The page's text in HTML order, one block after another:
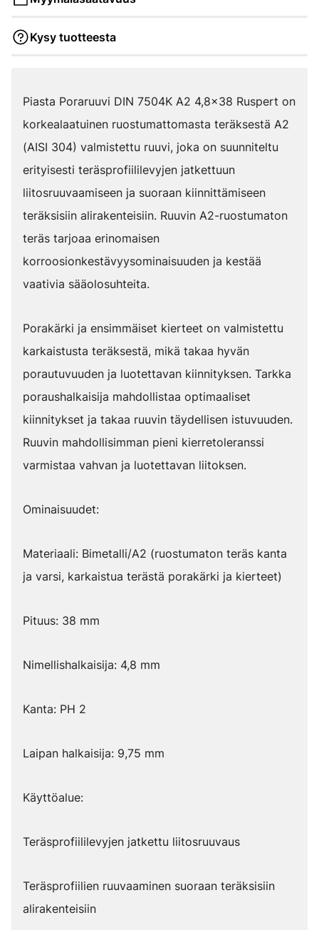
Kysy tuotteesta
Piasta Poraruuvi DIN 7504K A2 4,8x38 Ruspert on
korkealaatuinen ruostumattomasta teräksestä A2
(AISI 304) valmistettu ruuvi, joka on suunniteltu
erityisesti teräsprofiililevyjen jatkettuun
liitosruuvaamiseen ja suoraan kiinnittämiseen
teräksisiin alirakenteisiin. Ruuvin A2-ruostumaton
teräs tarjoaa erinomaisen
korroosionkestävyysominaisuuden ja kestää
vaativia sääolosuhteita.
Porakärki ja ensimmäiset kierteet on valmistettu
karkaistusta teräksestä, mikä takaa hyvän
porautuvuuden ja luotettavan kiinnityksen. Tarkka
poraushalkaisija mahdollistaa optimaaliset
kiinnitykset ja takaa ruuvin täydellisen istuvuuden.
Ruuvin mahdollisimman pieni kierretoleranssi
varmistaa vahvan ja luotettavan liitoksen.
Ominaisuudet:
Materiaali: Bimetalli/A2 (ruostumaton teräs kanta
ja varsi, karkaistua terästä porakärki ja kierteet)
Pituus: 38 mm
Nimellishalkaisija: 4,8 mm
Kanta: PH 2
Laipan halkaisija: 9,75 mm
Käyttöalue:
Teräsprofiililevyjen jatkettu liitosruuvaus
Teräsprofiilien ruuvaaminen suoraan teräksisiin
alirakenteisiin